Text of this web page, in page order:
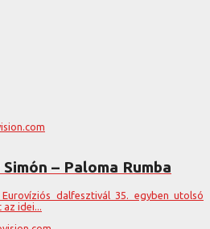
– Paloma Rumba
dalfesztivál 35. egyben utolsó
idei...